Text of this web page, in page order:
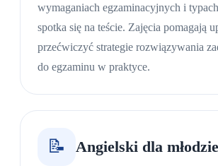
wymaganiach egzaminacyjnych i
spotka się na teście. Zajęcia pomagają
przećwiczyć strategie rozwiązywania
do egzaminu w praktyce.
📝 Angielski dla